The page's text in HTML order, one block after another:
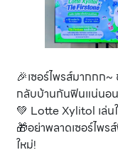
🎉เซอร์ไพรส์มากกก
กลับบ้านกันฟินแน่นอ
💚 Lotte Xylitol เล่น
🎁อย่าพลาดเซอร์ไพ
ใหม่!